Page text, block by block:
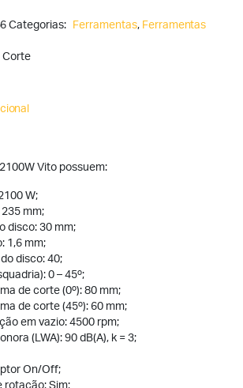
Categorias: Ferramentas, Ferramentas
Corte
Vito possuem:
W;
mm;
disco: 30 mm;
1,6 mm;
disco: 40;
0 – 45º;
de corte (0º): 80 mm;
de corte (45º): 60 mm;
em vazio: 4500 rpm;
(LWA): 90 dB(A), k = 3;
On/Off;
rotação: Sim;